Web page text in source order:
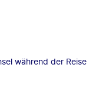
während der Reise